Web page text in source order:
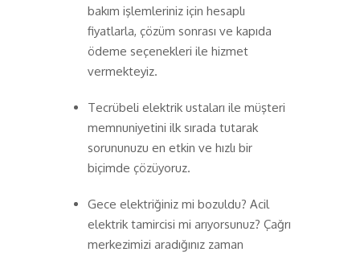
bakım işlemleriniz için hesaplı
fiyatlarla, çözüm sonrası ve kapıda
ödeme seçenekleri ile hizmet
vermekteyiz.
Tecrübeli elektrik ustaları ile müşteri
memnuniyetini ilk sırada tutarak
sorununuzu en etkin ve hızlı bir
biçimde çözüyoruz.
Gece elektriğiniz mi bozuldu? Acil
elektrik tamircisi mi arıyorsunuz? Çağrı
merkezimizi aradığınız zaman